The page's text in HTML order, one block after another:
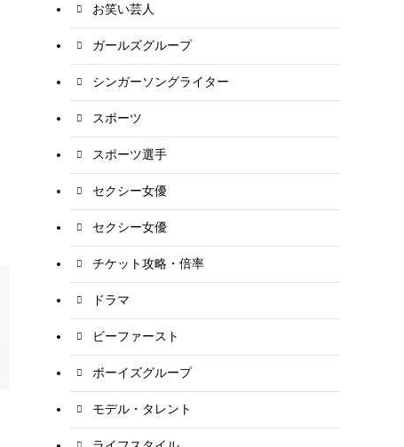
お笑い芸人
ガールズグループ
シンガーソングライター
スポーツ
スポーツ選手
セクシー女優
セクシー女優
チケット攻略・倍率
ドラマ
ビーファースト
ボーイズグループ
モデル・タレント